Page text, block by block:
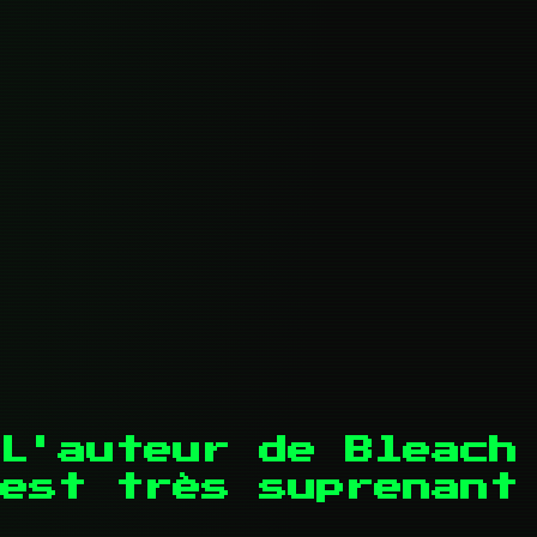
de Bleach
très suprenant